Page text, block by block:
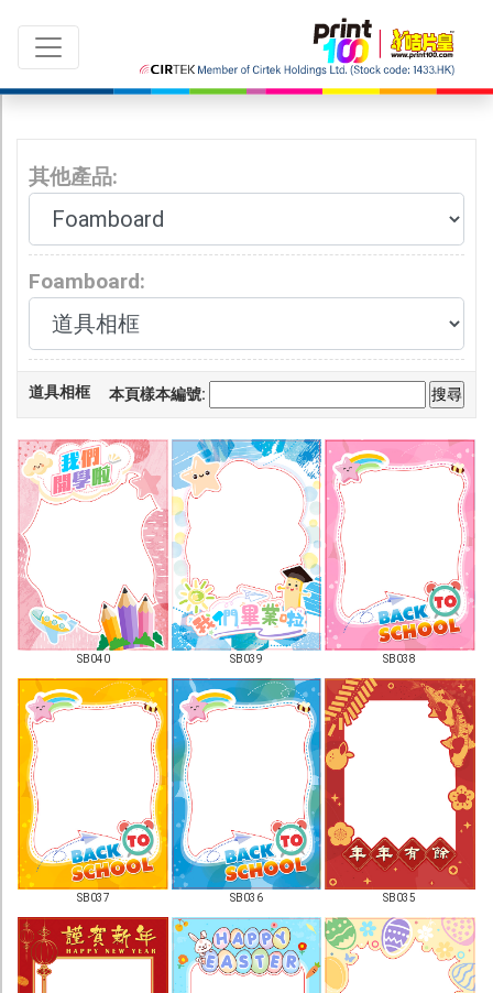
切換語言：
所有產品
最新推廣 及 優惠
紙咭
宣傳單張
文儀
貼紙
年曆
利是封
紙袋 / 布袋
餐飲用品
其他產品
噴 畫
Foamboard
其他產品:
Foamboard:
道具相框 本頁樣本編號:
SB040 SB039 SB038
SB037 SB036 SB035